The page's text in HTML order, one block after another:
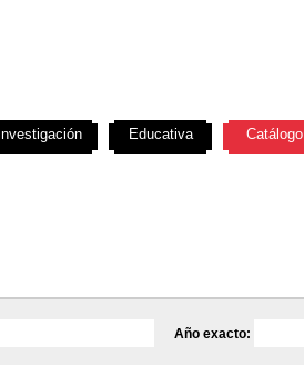
Año exacto:
Investigación Educativa Catálogo